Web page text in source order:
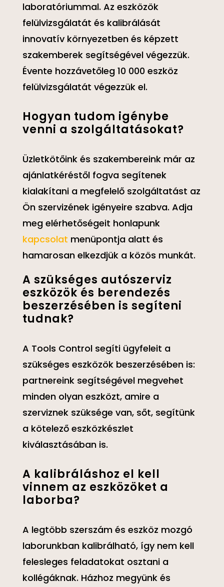
laboratóriummal. Az eszközök
felülvizsgálatát és kalibrálását
innovatív környezetben és képzett
szakemberek segítségével végezzük.
Évente hozzávetőleg 10 000 eszköz
felülvizsgálatát végezzük el.
Hogyan tudom igénybe
venni a szolgáltatásokat?
Üzletkötőink és szakembereink már az
ajánlatkéréstől fogva segítenek
kialakítani a megfelelő szolgáltatást az
Ön szervizének igényeire szabva. Adja
meg elérhetőségeit honlapunk
kapcsolat menüpontja alatt és
hamarosan elkezdjük a közös munkát.
A szükséges autószerviz
eszközök és berendezés
beszerzésében is segíteni
tudnak?
A Tools Control segíti ügyfeleit a
szükséges eszközök beszerzésében is:
partnereink segítségével megvehet
minden olyan eszközt, amire a
szerviznek szüksége van, sőt, segítünk
a kötelező eszközkészlet
kiválasztásában is.
A kalibráláshoz el kell
vinnem az eszközöket a
laborba?
A legtöbb szerszám és eszköz mozgó
laborunkban kalibrálható, így nem kell
felesleges feladatokat osztani a
kollégáknak. Házhoz megyünk és